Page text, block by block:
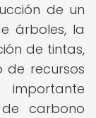
de un
árboles, la
de tintas,
de recursos
carbono